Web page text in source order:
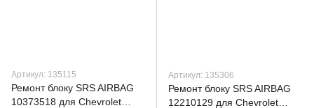
Артикул: 135115
Ремонт блоку SRS AIRBAG
10373518 для Chevrolet
Артикул: 135306
Ремонт блоку SRS AIRBAG
12210129 для Chevrolet